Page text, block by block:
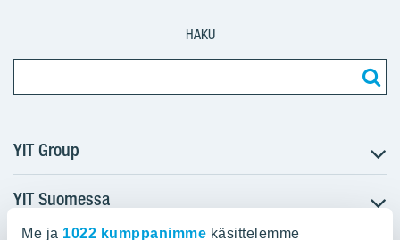
Me ja 1022 kumppanimme käsittelemme
HAKU
YIT Group
Tietoa YIT:stä
Töihin meille
YIT Suomessa